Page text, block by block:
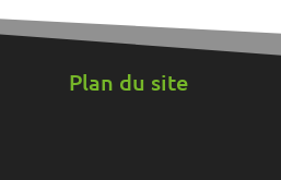
Plan du site